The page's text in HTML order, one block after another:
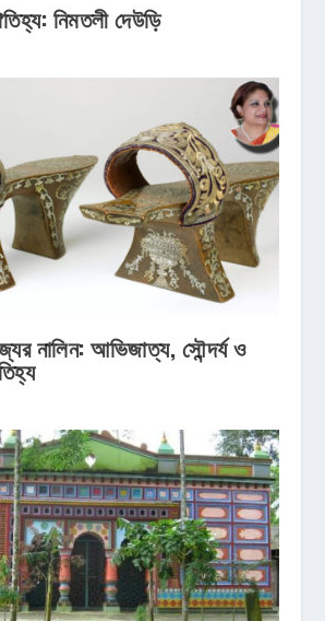
নিমতলী দেউড়ি
নালিন: আভিজাত্য, সৌন্দর্য ও